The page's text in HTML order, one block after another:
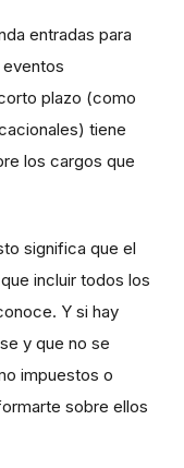
entradas para
plazo (como
tiene
los cargos que
significa que el
incluir todos los
Y si hay
y que no se
impuestos o
sobre ellos